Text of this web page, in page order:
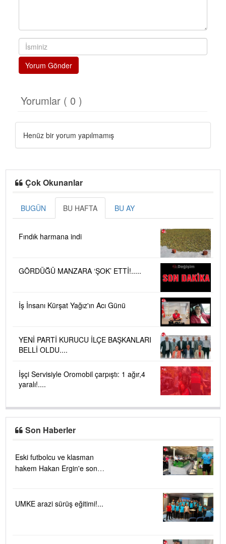
Yorum Gönder
Yorumlar ( 0 )
Henüz bir yorum yapılmamış
Çok Okunanlar
BUGÜN BU HAFTA BU AY
Fındık harmana indi
GÖRDÜĞÜ MANZARA ‘ŞOK’ ETTİ!.....
İş İnsanı Kürşat Yağız'ın Acı Günü
YENİ PARTİ KURUCU İLÇE BAŞKANLARI
BELLİ OLDU....
İşçi Servisiyle Oromobil çarpıştı: 1 ağır,4
yaralı!....
Son Haberler
Eski futbolcu ve klasman
hakem Hakan Ergin'e son
UMKE arazi sürüş eğitimi!...